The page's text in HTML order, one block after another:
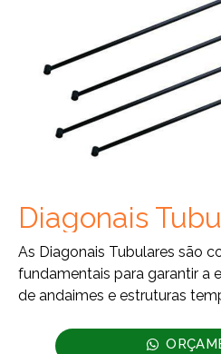
Diagonais
As Diagonais Tubulares são
fundamentais para garantir a
de andaimes e estruturas